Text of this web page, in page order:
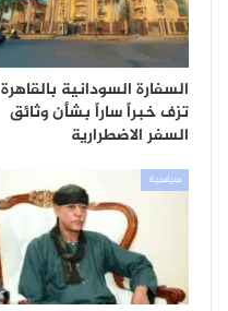
السفارة السودانية بالقاهرة
تزف خبراً ساراً بشأن وثائق
السفر الاضطرارية
سياسية